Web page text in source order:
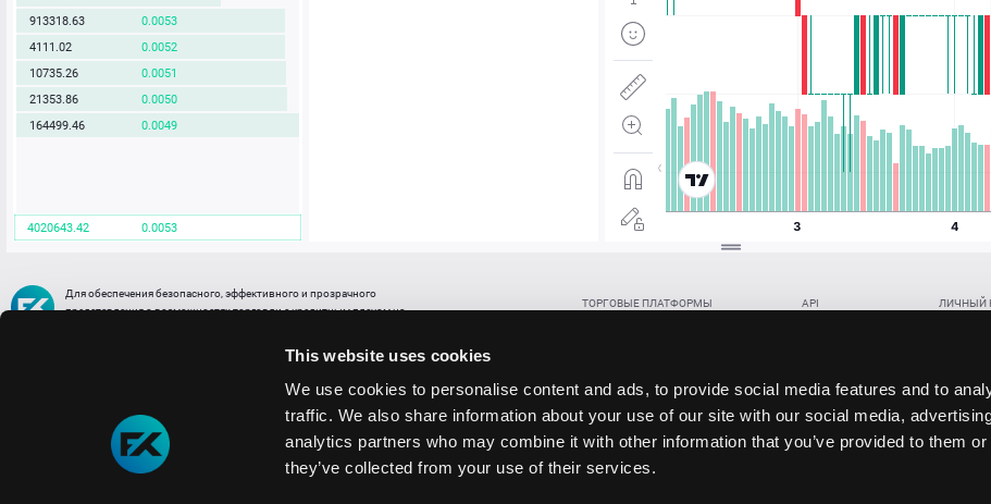
This website uses cookies
We use cookies to personalise content and ads, to provide social media features and to
traffic. We also share information about your use of our site with our social media,
analytics partners who may combine it with other information that you’ve provided to them or
they’ve collected from your use of their services.
0.0053
913318.63
0.0052
4111.02
0.0051
10735.26
0.0050
21353.86
0.0049
164499.46
0.0053
4020643.42
ТОРГОВЫЕ ПЛАТФОРМЫ
Приложение TickTrader для iOS
API
FIX API
ЛИЧНЫЙ
Для обеспечения безопасного, эффективного и прозрачного
представления о возможностях торговли с кредитным плечом на
платформе являются цифровыми токенами, представляющими
Информация о рисках
1. Деятельность, связанная со сделками (операциями) с токенами связана
с высоким уровнем риска полной потери денежных средств и иных объектов гражданских прав (инвестиций), переданных в обмен на токены (в том числе в результате
технических сбоев (ошибок); совершения противоправных действий, включая хищение).